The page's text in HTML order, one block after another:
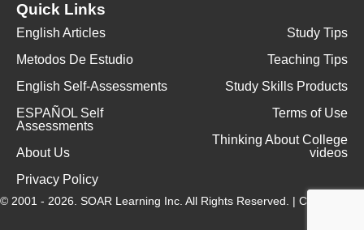
Quick Links
English Articles
Metodos De Estudio
English Self-Assessments
ESPAÑOL Self
Assessments
About Us
Privacy Policy
Study Tips
Teaching Tips
Study Skills Products
Terms of Use
Thinking About College
videos
© 2001 - 2026. SOAR Learning Inc. All Rights Reserved. | Contact Us